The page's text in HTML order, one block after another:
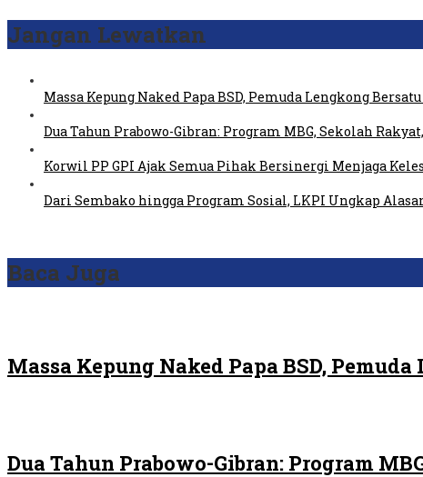
Jangan Lewatkan
Massa Kepung Naked Papa BSD, Pemuda Lengkong
Dua Tahun Prabowo-Gibran: Program MBG, Sekolah
Korwil PP GPI Ajak Semua Pihak Bersinergi Menjaga
Dari Sembako hingga Program Sosial, LKPI Ungkap
Baca Juga
Massa Kepung Naked Papa BSD,
Dua Tahun Prabowo-Gibran: Program